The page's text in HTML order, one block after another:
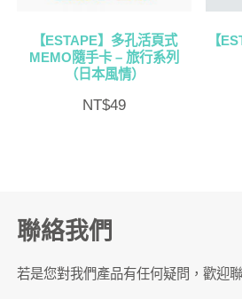
【ESTAPE】多孔活頁式
MEMO隨手卡 – 旅行系列
（日本風情）
NT$49
【
聯絡我們
若是您對我們產品有任何疑問，歡迎